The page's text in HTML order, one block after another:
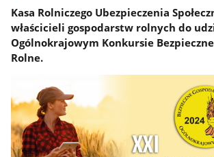
Kasa Rolniczego Ubezpieczenia
właścicieli gospodarstw rolnych do
Ogólnokrajowym Konkursie
Rolne.